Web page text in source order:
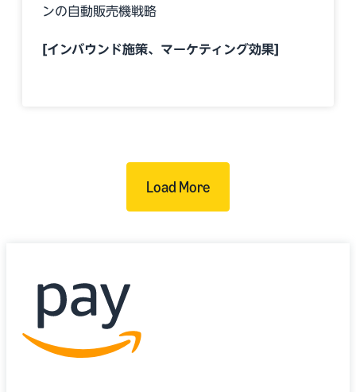
ンの自動販売機戦略
[インバウンド施策、マーケティング効果]
Load More